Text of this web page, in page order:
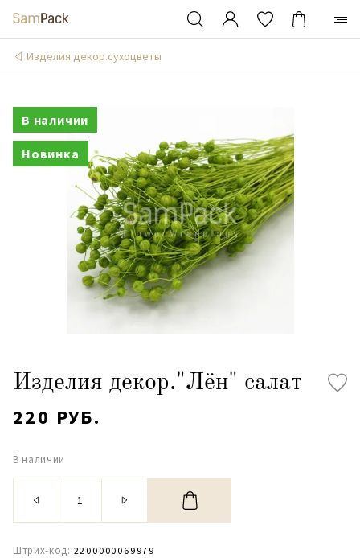
Изделия декор.сухоцветы
В наличии
Новинка
Изделия декор."Лён" салат
220 РУБ.
В наличии
Штрих-код: 2200000069979